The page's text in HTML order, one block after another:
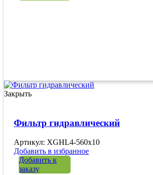
Закрыть
Фильтр гидравлический
Артикул: XGHL4-560х10
Добавить в избранное
Добавить к
заказу